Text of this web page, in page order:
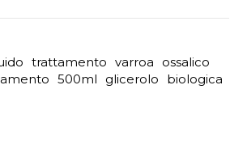
trattamento varroa
ossalico
500ml glicerolo biologica